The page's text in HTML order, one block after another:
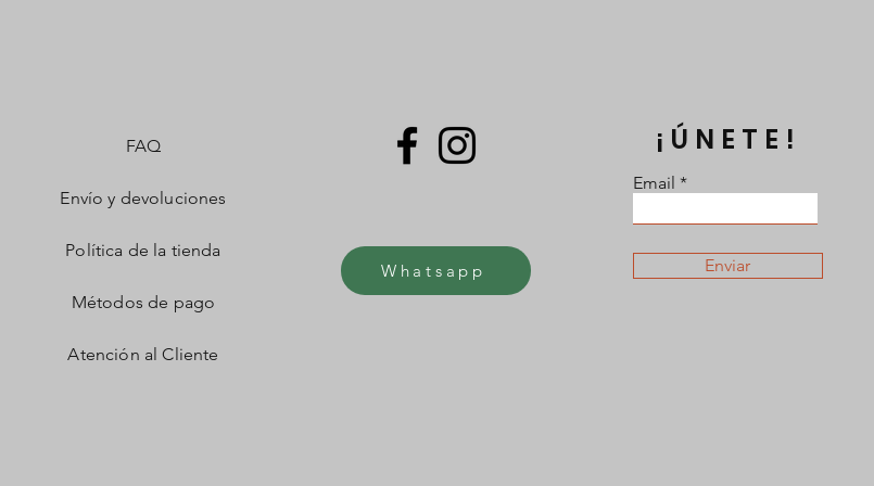
FAQ
Envío y devoluciones
Política de la tienda
Métodos de pago
Atención al Cliente
Whatsapp
¡ÚNETE!
Email
Enviar